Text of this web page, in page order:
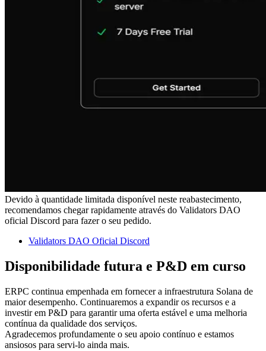
Devido à quantidade limitada disponível neste reabastecimento,
recomendamos chegar rapidamente através do Validators DAO
oficial Discord para fazer o seu pedido.
Validators DAO Oficial Discord
Disponibilidade futura e P&D em curso
ERPC continua empenhada em fornecer a infraestrutura Solana de
maior desempenho. Continuaremos a expandir os recursos e a
investir em P&D para garantir uma oferta estável e uma melhoria
contínua da qualidade dos serviços.
Agradecemos profundamente o seu apoio contínuo e estamos
ansiosos para servi-lo ainda mais.